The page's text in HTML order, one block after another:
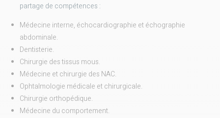
partage de compétences :
Médecine interne, échocardiographie et échographie
abdominale.
Dentisterie.
Chirurgie des tissus mous.
Médecine et chirurgie des NAC.
Ophtalmologie médicale et chirurgicale.
Chirurgie orthopédique.
Médecine du comportement.